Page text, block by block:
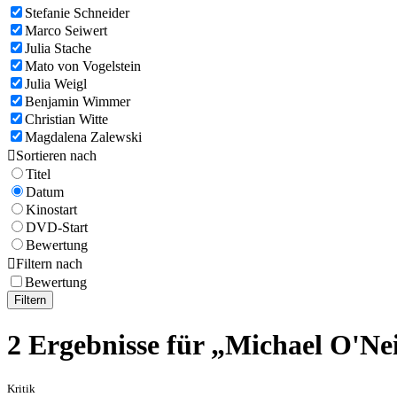
Stefanie Schneider
Marco Seiwert
Julia Stache
Mato von Vogelstein
Julia Weigl
Benjamin Wimmer
Christian Witte
Magdalena Zalewski
Sortieren nach
Titel
Datum
Kinostart
DVD-Start
Bewertung
Filtern nach
Bewertung
Filtern
2 Ergebnisse für „Michael
Kritik